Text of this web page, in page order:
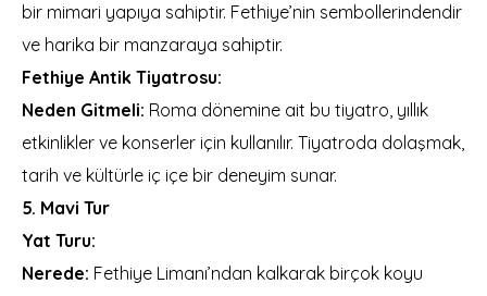
bir mimari yapıya sahiptir. Fethiye’nin sembollerindendir
ve harika bir manzaraya sahiptir.
Fethiye Antik Tiyatrosu:
Neden Gitmeli: Roma dönemine ait bu tiyatro, yıllık
etkinlikler ve konserler için kullanılır. Tiyatroda dolaşmak,
tarih ve kültürle iç içe bir deneyim sunar.
5. Mavi Tur
Yat Turu:
Nerede: Fethiye Limanı’ndan kalkarak birçok koyu